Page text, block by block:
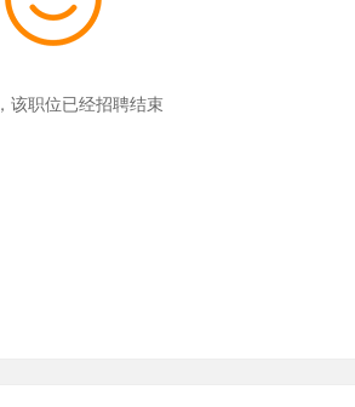
该职位已经招聘结束